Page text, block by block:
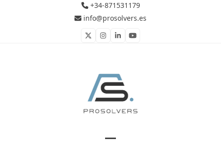
+34-871531179
info@prosolvers.es
TwitterInstagram
LinkedInYouTube